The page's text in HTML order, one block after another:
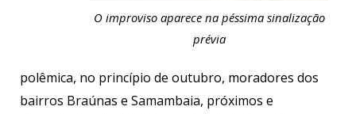
O improviso aparece na péssima sinalização
prévia
polêmica, no princípio de outubro, moradores dos
bairros Braúnas e Samambaia, próximos e